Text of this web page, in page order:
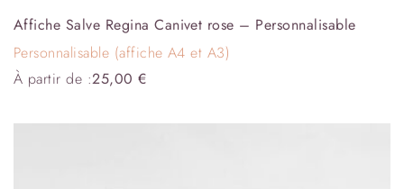
Affiche Salve Regina Canivet rose – Personnalisable
Personnalisable (affiche A4 et A3)
À partir de :25,00€